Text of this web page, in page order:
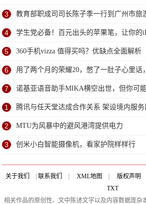
3 教育部职成司司长陈子季一行到广州市旅
研
4 学生党必备！百元出头的苹果笔，让你的
5 360手机vizza 值得买吗？优缺点全面解析
6 用了两个月的荣耀20，憋了一肚子心里话
7 诺基亚语音助手MIKA横空出世，但你可能
1 腾讯与任天堂达成合作关系 架设境内服
2 MTU为风暴中的避风港湾提供电力
3 创米小白智能摄像机，看家护院样样行
关于我们 | 联系我们 | XML地图 | 版权声明
TXT
相关作品的原创性、文中陈述文字以及内容数据庞杂